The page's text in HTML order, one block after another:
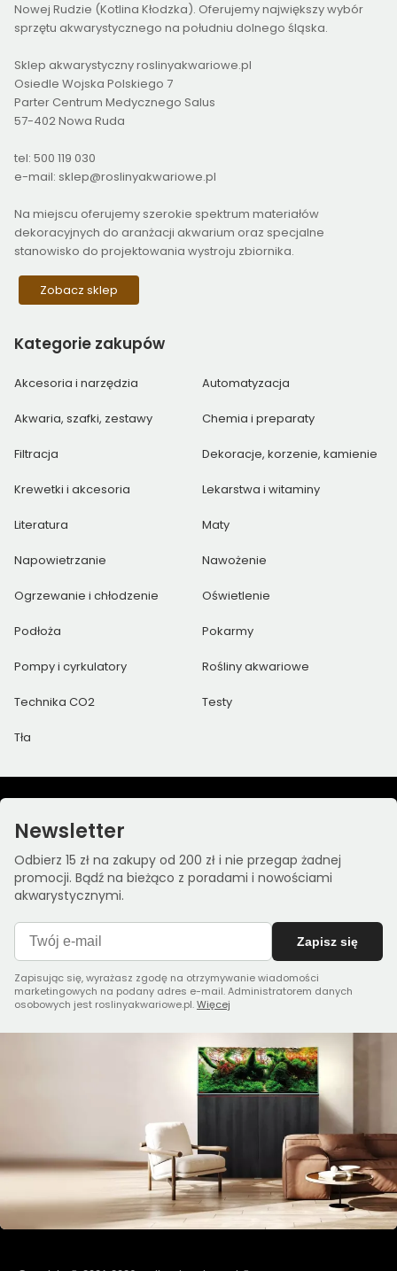
Nowej Rudzie (Kotlina Kłodzka). Oferujemy największy wybór
sprzętu akwarystycznego na południu dolnego śląska.
Sklep akwarystyczny roslinyakwariowe.pl
Osiedle Wojska Polskiego 7
Parter Centrum Medycznego Salus
57-402 Nowa Ruda
tel: 500 119 030
e-mail: sklep@roslinyakwariowe.pl
Na miejscu oferujemy szerokie spektrum materiałów
dekoracyjnych do aranżacji akwarium oraz specjalne
stanowisko do projektowania wystroju zbiornika.
Zobacz sklep
Kategorie zakupów
Akcesoria i narzędzia Automatyzacja
Akwaria, szafki, zestawy Chemia i preparaty
Filtracja Dekoracje, korzenie, kamienie
Krewetki i akcesoria Lekarstwa i witaminy
Literatura Maty
Napowietrzanie Nawożenie
Ogrzewanie i chłodzenie Oświetlenie
Podłoża Pokarmy
Pompy i cyrkulatory Rośliny akwariowe
Technika CO2 Testy
Tła
Newsletter
Odbierz 15 zł na zakupy od 200 zł i nie przegap żadnej
promocji. Bądź na bieżąco z poradami i nowościami
akwarystycznymi.
Zapisz się
Zapisując się, wyrażasz zgodę na otrzymywanie wiadomości
marketingowych na podany adres e-mail. Administratorem danych
osobowych jest roslinyakwariowe.pl.Więcej